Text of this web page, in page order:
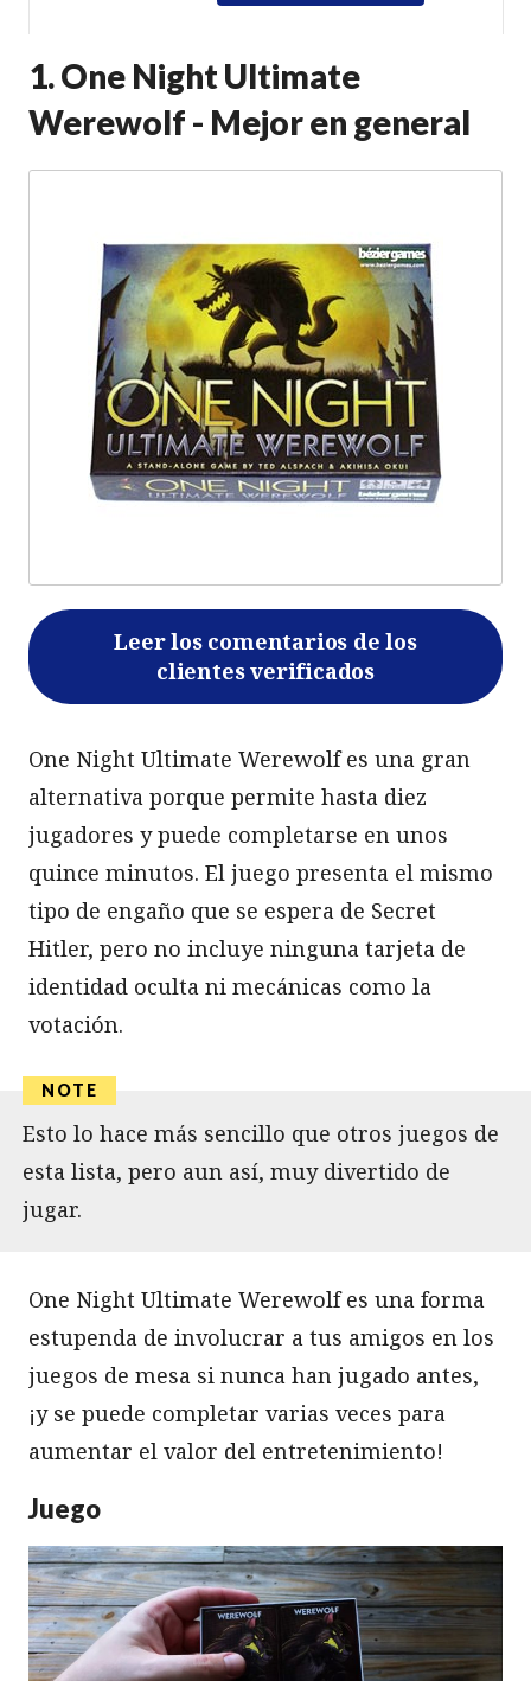
1. One Night Ultimate
Werewolf - Mejor en general
Leer los comentarios de los
clientes verificados
One Night Ultimate Werewolf es una gran
alternativa porque permite hasta diez
jugadores y puede completarse en unos
quince minutos. El juego presenta el mismo
tipo de engaño que se espera de Secret
Hitler, pero no incluye ninguna tarjeta de
identidad oculta ni mecánicas como la
votación.
Esto lo hace más sencillo que otros juegos de
esta lista, pero aun así, muy divertido de
jugar.
One Night Ultimate Werewolf es una forma
estupenda de involucrar a tus amigos en los
juegos de mesa si nunca han jugado antes,
¡y se puede completar varias veces para
aumentar el valor del entretenimiento!
Juego